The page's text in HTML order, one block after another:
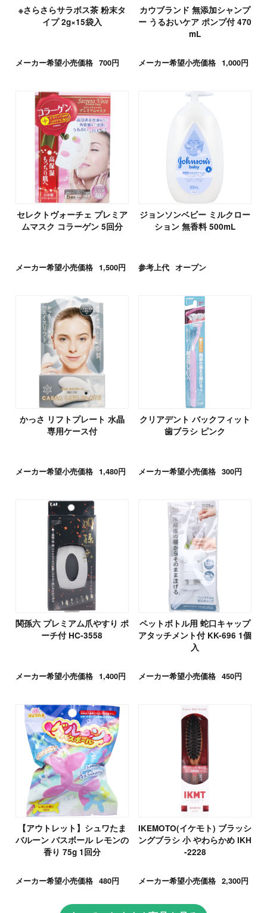
※さらさらサラボス茶 粉末タ
イプ 2g×15袋入
メーカー希望小売価格 700円
カウブランド 無添加シャンプ
ー うるおいケア ポンプ付 470
mL
メーカー希望小売価格 1,000円
セレクトヴォーチェ プレミア
ムマスク コラーゲン 5回分
メーカー希望小売価格 1,500円
ジョンソンベビー ミルクロー
ション 無香料 500mL
参考上代 オープン
かっさ リフトプレート 水晶
専用ケース付
メーカー希望小売価格 1,480円
クリアデント バックフィット
歯ブラシ ピンク
メーカー希望小売価格 300円
関孫六 プレミアム爪やすり ポ
ーチ付 HC-3558
メーカー希望小売価格 1,400円
ペットボトル用 蛇口キャップ
アタッチメント付 KK-696 1個
入
メーカー希望小売価格 450円
【アウトレット】シュワたま
バルーン バスボール レモンの
香り 75g 1回分
メーカー希望小売価格 480円
IKEMOTO(イケモト) ブラッシ
ングブラシ 小 やわらかめ IKH
-2228
メーカー希望小売価格 2,300円